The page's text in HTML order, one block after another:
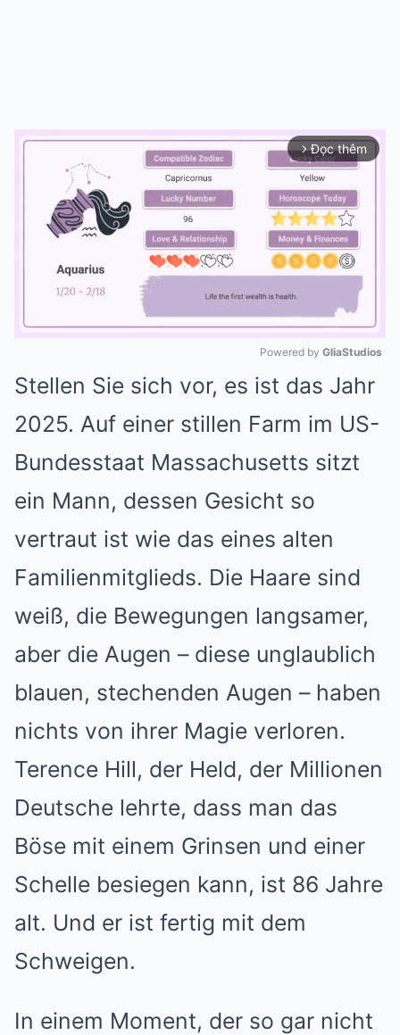
arrow_forward_ios Đọc thêm
Mute
Powered by GliaStudios
Stellen Sie sich vor, es ist das Jahr
2025. Auf einer stillen Farm im US-
Bundesstaat Massachusetts sitzt
ein Mann, dessen Gesicht so
vertraut ist wie das eines alten
Familienmitglieds. Die Haare sind
weiß, die Bewegungen langsamer,
aber die Augen – diese unglaublich
blauen, stechenden Augen – haben
nichts von ihrer Magie verloren.
Terence Hill, der Held, der Millionen
Deutsche lehrte, dass man das
Böse mit einem Grinsen und einer
Schelle besiegen kann, ist 86 Jahre
alt. Und er ist fertig mit dem
Schweigen.
In einem Moment, der so gar nicht